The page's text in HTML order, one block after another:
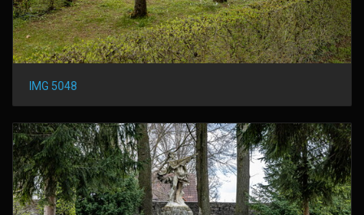
IMG 5048